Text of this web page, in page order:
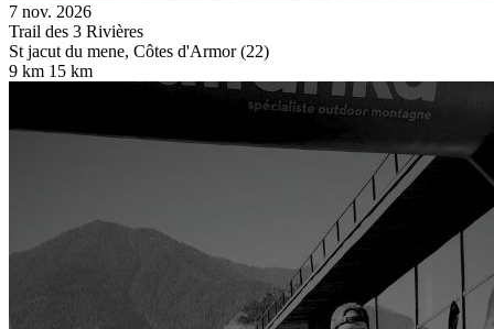
7 nov. 2026
Trail des 3 Rivières
St jacut du mene, Côtes d'Armor (22)
9 km 15 km